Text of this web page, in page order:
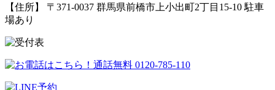
【住所】 〒371-0037 群馬県前橋市上小出町2丁目15-10 駐車
場あり